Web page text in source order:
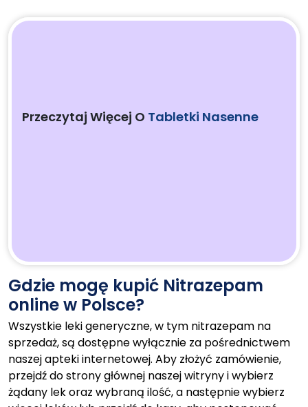
Przeczytaj Więcej O Tabletki Nasenne
Gdzie mogę kupić Nitrazepam
online w Polsce?
Wszystkie leki generyczne, w tym nitrazepam na
sprzedaż, są dostępne wyłącznie za pośrednictwem
naszej apteki internetowej. Aby złożyć zamówienie,
przejdź do strony głównej naszej witryny i wybierz
żądany lek oraz wybraną ilość, a następnie wybierz